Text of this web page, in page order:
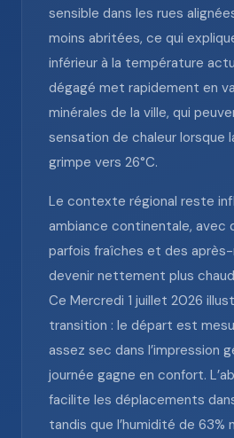
sensible dans les rues
moins abritées, ce qui
inférieur à la température
dégagé met rapidement en
minérales de la ville, qui
sensation de chaleur lorsque
grimpe vers 26°C.
Le contexte régional reste
ambiance continentale, avec
parfois fraîches et des
devenir nettement plus
Ce Mercredi 1 juillet 2026
transition : le départ est
assez sec dans l’impression
journée gagne en confort.
facilite les déplacements
tandis que l’humidité de 63%